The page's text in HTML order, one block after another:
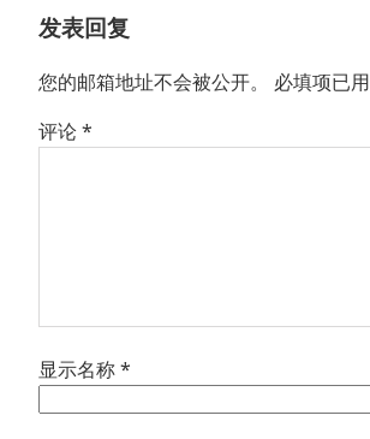
发表回复
您的邮箱地址不会被公开。 必填项已用
评论*
显示名称*